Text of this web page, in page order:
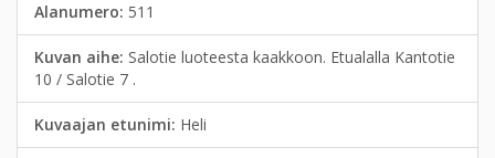
Alanumero: 511
Kuvan aihe: Salotie luoteesta kaakkoon. Etualalla Kantotie
10 / Salotie 7 .
Kuvaajan etunimi: Heli